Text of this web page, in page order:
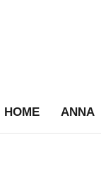
HOME ANNA